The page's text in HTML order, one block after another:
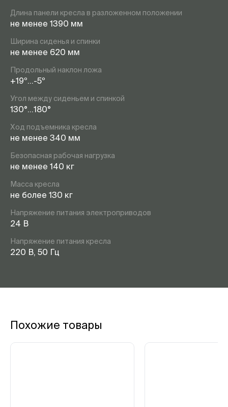
Длина панели кресла в разложенном положении
не менее 1390 мм
Ширина сиденья и спинки
не менее 620 мм
Продольный наклон ложа
+19º…-5º
Угол между сиденьем и спинкой
130°…180°
Ход подъемника кресла
не менее 340 мм
Безопасная рабочая нагрузка
не менее 140 кг
Масса кресла
не более 130 кг
Напряжение питания электроприводов
24 В
Напряжение питания кресла
220 В, 50 Гц
Похожие товары